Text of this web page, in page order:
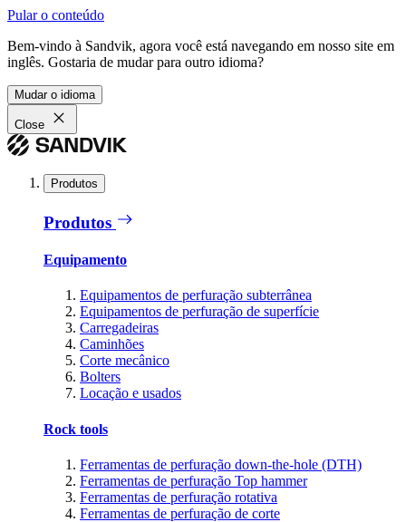
Pular o conteúdo
Bem-vindo à Sandvik, agora você está navegando em nosso site em
inglês. Gostaria de mudar para outro idioma?
Mudar o idioma
Close
Produtos
Produtos
Equipamento
Equipamentos de perfuração subterrânea
Equipamentos de perfuração de superfície
Carregadeiras
Caminhões
Corte mecânico
Bolters
Locação e usados
Rock tools
Ferramentas de perfuração down-the-hole (DTH)
Ferramentas de perfuração Top hammer
Ferramentas de perfuração rotativa
Ferramentas de perfuração de corte